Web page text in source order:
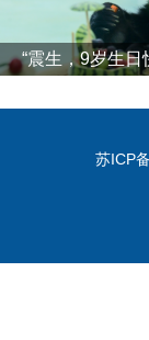
“震生，9岁生日
苏ICP